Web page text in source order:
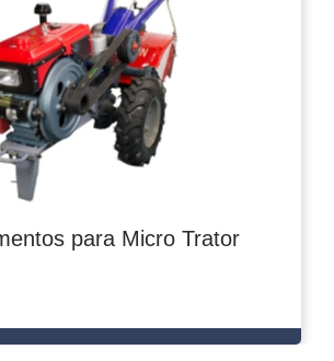
para Micro Trator